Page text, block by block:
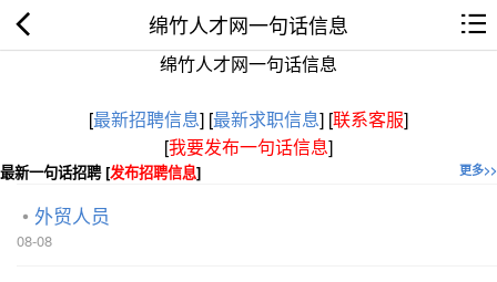
绵竹人才网一句话信息
绵竹人才网一句话信息
[最新招聘信息] [最新求职信息] [联系客服]
[我要发布一句话信息]
更多>>
最新一句话招聘 [发布招聘信息]
外贸人员
08-08